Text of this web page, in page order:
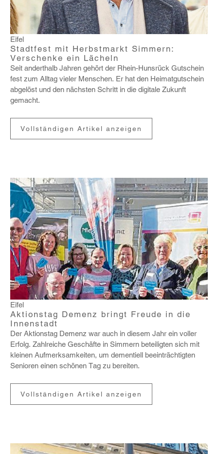
Eifel
Stadtfest mit Herbstmarkt Simmern:
Verschenke ein Lächeln
Seit andert­halb Jahren gehört der Rhein-Huns­rück Gutschein
fest zum Alltag vieler Menschen. Er hat den Heimat­gut­schein
abge­löst und den nächsten Schritt in die digi­tale Zukunft
gemacht.
Vollständigen Artikel anzeigen
Eifel
Aktionstag Demenz bringt Freude in die
Innenstadt
Der Akti­onstag Demenz war auch in diesem Jahr ein voller
Erfolg. Zahl­reiche Geschäfte in Simmern betei­ligten sich mit
kleinen Aufmerk­sam­keiten, um demen­tiell beein­träch­tigten
Senioren einen schönen Tag zu bereiten.
Vollständigen Artikel anzeigen